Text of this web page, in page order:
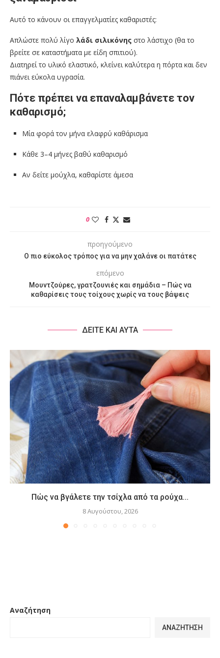
Αυτό το κάνουν οι επαγγελματίες καθαριστές:
Απλώστε πολύ λίγο λάδι σιλικόνης στο λάστιχο (θα το
βρείτε σε καταστήματα με είδη σπιτιού).
Διατηρεί το υλικό ελαστικό, κλείνει καλύτερα η πόρτα και δεν
πιάνει εύκολα υγρασία.
Πότε πρέπει να επαναλαμβάνετε τον
καθαρισμό;
Μία φορά τον μήνα ελαφρύ καθάρισμα
Κάθε 3–4 μήνες βαθύ καθαρισμό
Αν δείτε μούχλα, καθαρίστε άμεσα
0
προηγούμενο
Ο πιο εύκολος τρόπος για να μην χαλάνε οι πατάτες
επόμενο
Μουντζούρες, γρατζουνιές και σημάδια – Πώς να
καθαρίσεις τους τοίχους χωρίς να τους βάψεις
ΔΕΙΤΕ ΚΑΙ ΑΥΤΑ
Πώς να βγάλετε την τσίχλα από τα ρούχα...
8 Αυγούστου, 2026
Αναζήτηση
ΑΝΑΖΉΤΗΣΗ